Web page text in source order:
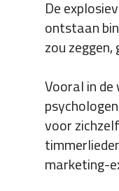
De
ontstaan
zou zeggen,
Vooral in
voor
marketing-